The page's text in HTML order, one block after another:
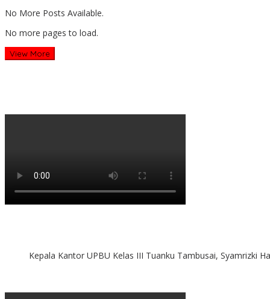
No More Posts Available.
No more pages to load.
View More
Kepala Kantor UPBU Kelas III Tuanku Tambusai, Syamrizki